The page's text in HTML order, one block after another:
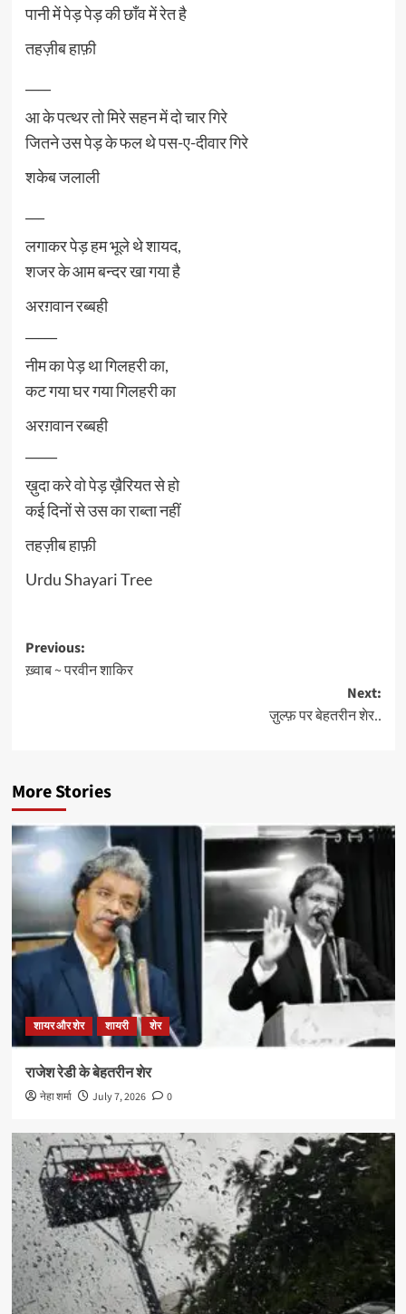
पानी में पेड़ पेड़ की छाँव में रेत है
तहज़ीब हाफ़ी
आ के पत्थर तो मिरे सहन में दो चार गिरे
जितने उस पेड़ के फल थे पस-ए-दीवार गिरे
शकेब जलाली
लगाकर पेड़ हम भूले थे शायद,
शजर के आम बन्दर खा गया है
अरग़वान रब्बही
नीम का पेड़ था गिलहरी का,
कट गया घर गया गिलहरी का
अरग़वान रब्बही
ख़ुदा करे वो पेड़ ख़ैरियत से हो
कई दिनों से उस का राब्ता नहीं
तहज़ीब हाफ़ी
Urdu Shayari Tree
Post
navigation
Previous:
ख़्वाब ~ परवीन शाकिर
Next:
ज़ुल्फ़ पर बेहतरीन शेर..
More Stories
शायर और शेर शायरी शेर
राजेश रेडी के बेहतरीन शेर
नेहा शर्मा July 7, 2026 0